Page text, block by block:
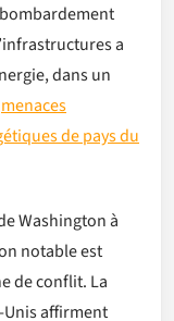
a
dans un
menaces
de pays du
Washington à
notable est
de conflit. La
Unis affirment